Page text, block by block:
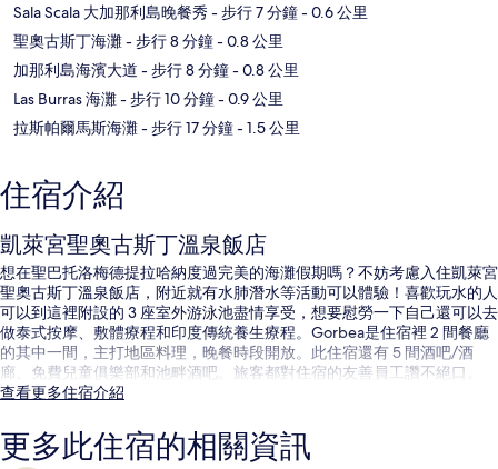
Sala Scala 大加那利島晚餐秀 - 步行 7 分鐘- 0.6 公里
聖奧古斯丁海灘- 步行 8 分鐘- 0.8 公里
加那利島海濱大道 - 步行 8 分鐘- 0.8 公里
Las Burras 海灘- 步行 10 分鐘- 0.9 公里
拉斯帕爾馬斯海灘- 步行 17 分鐘- 1.5 公里
住宿介紹
凱萊宮聖奧古斯丁溫泉飯店
想在聖巴托洛梅德提拉哈納度過完美的海灘假期嗎？不妨考慮入住凱萊宮
聖奧古斯丁溫泉飯店，附近就有水肺潛水等活動可以體驗！喜歡玩水的人
可以到這裡附設的 3 座室外游泳池盡情享受，想要慰勞一下自己還可以去
做泰式按摩、敷體療程和印度傳統養生療程。Gorbea是住宿裡 2 間餐廳
的其中一間，主打地區料理，晚餐時段開放。此住宿還有 5 間酒吧/酒
廊、免費兒童俱樂部和池畔酒吧。旅客都對住宿的友善員工讚不絕口。
查看更多住宿介紹
更多此住宿的相關資訊